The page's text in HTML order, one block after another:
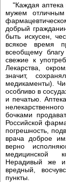
"Каждая аптека
мужем
добрый
быть искусен,
всякое время
всеобщему
свежие к
Лекарства,
значит,
медикаменты).
особливо в
и печатью.
бочками
Российской
погрешность,
врача доброе
верно
медицинской
Нерадивый же и
вредный,
пункты.